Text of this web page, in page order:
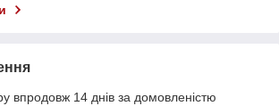
впродовж 14 днів за домовленістю